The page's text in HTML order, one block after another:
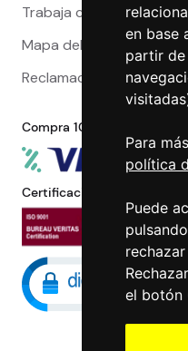
en base
partir de
Para
política
Puede
el botón
Trabaja con nosotros
Mapa del sitio
Reclamaciones
Compra 100% segura
Certificaciones